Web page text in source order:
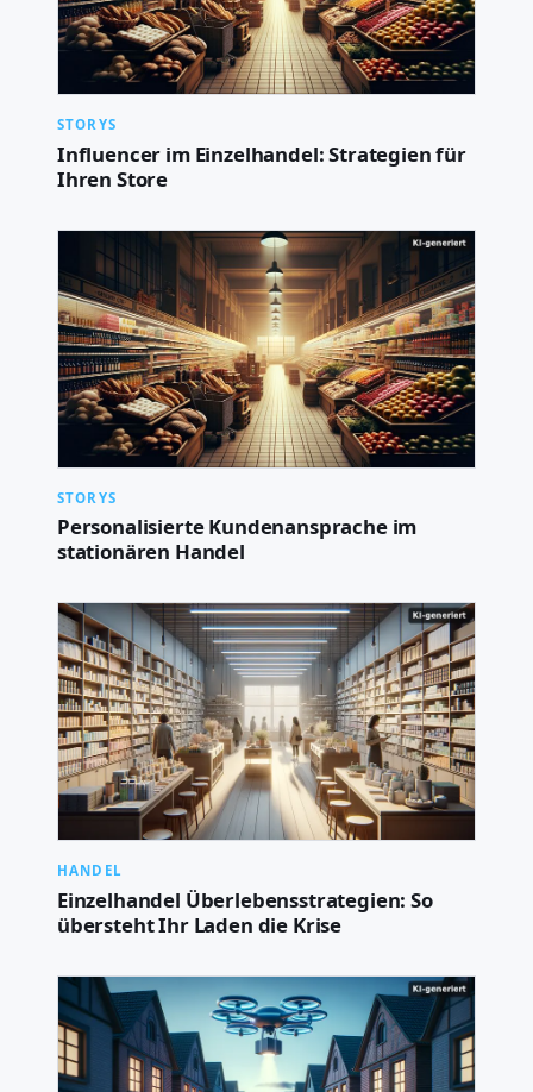
STORYS
Influencer im Einzelhandel: Strategien für
Ihren Store
STORYS
Personalisierte Kundenansprache im
stationären Handel
HANDEL
Einzelhandel Überlebensstrategien: So
übersteht Ihr Laden die Krise